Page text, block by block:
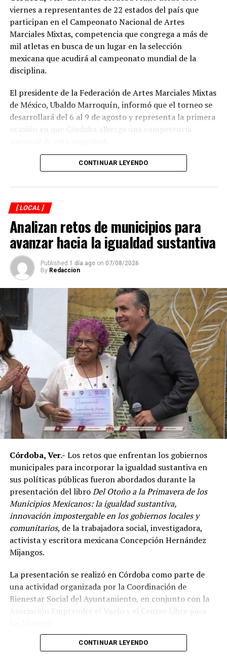
viernes a representantes de 22 estados del país que
participan en el Campeonato Nacional de Artes
Marciales Mixtas, competencia que congrega a más de
mil atletas en busca de un lugar en la selección
mexicana que acudirá al campeonato mundial de la
disciplina.
El presidente de la Federación de Artes Marciales Mixtas
de México, Ubaldo Marroquín, informó que el torneo se
desarrollará del 6 al 9 de agosto y representa la primera
ocasión en que Córdoba alberga una competencia
Explicó que de los participantes serán seleccionados
alrededor de 40 atletas que representarán a México en
el campeonato mundial programado para noviembre en
Georgia, por lo que el torneo en Córdoba también
funciona como una de las principales etapas para
conformar al equipo nacional.
Marroquín destacó el desempeño que ha tenido México
en competencias internacionales de artes marciales
mixtas y sostuvo que el país se ha consolidado como una
de las principales potencias del continente americano
en esta disciplina.
De acuerdo con el dirigente deportivo, México ha
conseguido cinco campeonatos panamericanos
consecutivos por equipos, superando a delegaciones
como Estados Unidos y Brasil, considerado uno de los
países con mayor tradición en las artes marciales
mixtas.
Ante los cuestionamientos sobre el nivel de agresividad
de este deporte, señaló que las competencias cuentan
con la edad y experiencia de los participantes.
Indicó que existen divisiones infantiles, juveniles y para
adultos, con reglas específicas para cada categoría, por
dentro de esquemas considerados formativos.
CONTINUAR LEYENDO
[ LOCAL ]
Analizan retos de municipios para
avanzar hacia la igualdad sustantiva
Published 1 día ago on 07/08/2026
By Redaccion
Córdoba, Ver.- Los retos que enfrentan los gobiernos
municipales para incorporar la igualdad sustantiva en
sus políticas públicas fueron abordados durante la
presentación del libroDel Otoño a la Primavera de los
Municipios Mexicanos: la igualdad sustantiva,
innovación impostergable en los gobiernos locales y
comunitarios, de la trabajadora social, investigadora,
activista y escritora mexicana Concepción Hernández
Mijangos.
La presentación se realizó en Córdoba como parte de
una actividad organizada por la Coordinación de
Bienestar Social del Ayuntamiento, en conjunto con la
Asociación Emprender el Vuelo y el Centro Libre para
El encuentro reunió a autoridades y representantes de
CONTINUAR LEYENDO